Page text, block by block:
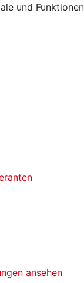
und Funktionen
ansehen